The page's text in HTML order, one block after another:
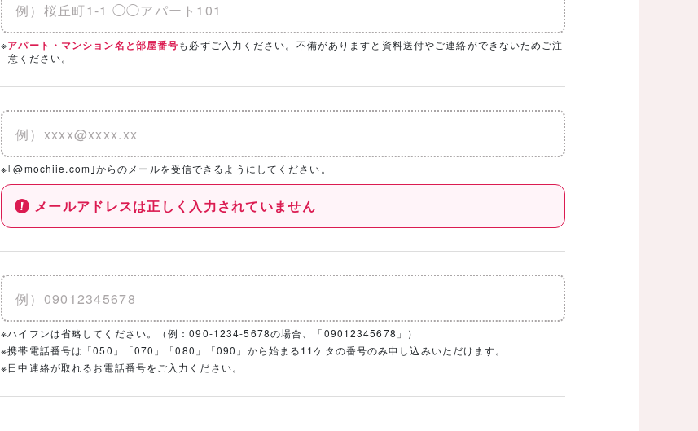
※アパート・マンション名と部屋番号も必ずご入力ください。不備がありますと資料送付やご連絡ができないためご注
意ください。
※｢@mochiie.com｣からのメールを受信できるようにしてください。
メールアドレスは正しく入力されていません
※ハイフンは省略してください。（例：090-1234-5678の場合、「09012345678」）
※携帯電話番号は「050」「070」「080」「090」から始まる11ケタの番号のみ申し込みいただけます。
※日中連絡が取れるお電話番号をご入力ください。